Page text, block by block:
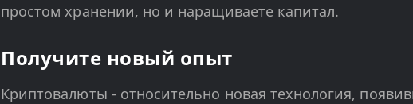
простом хранении, но и наращиваете капитал.
Получите новый опыт
Криптовалюты - относительно новая технология,